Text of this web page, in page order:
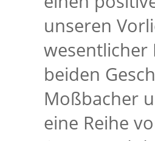
unseren
wesentlicher
beiden
Moßbacher
eine Reihe